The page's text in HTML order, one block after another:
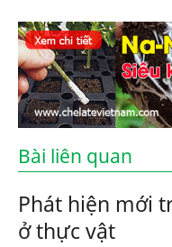
Bài liên quan
Phát hiện mới
ở thực vật